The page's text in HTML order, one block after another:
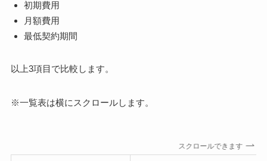
初期費用
月額費用
最低契約期間
以上3項目で比較します。
※一覧表は横にスクロールします。
スクロールできます